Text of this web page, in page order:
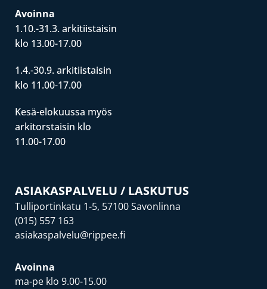
Avoinna
1.10.-31.3. arkitiistaisin
klo 13.00-17.00
1.4.-30.9. arkitiistaisin
klo 11.00-17.00
Kesä-elokuussa myös
arkitorstaisin klo
11.00-17.00
ASIAKASPALVELU / LASKUTUS
Tulliportinkatu 1-5, 57100 Savonlinna
(015) 557 163
asiakaspalvelu@rippee.fi
Avoinna
ma-pe klo 9.00-15.00